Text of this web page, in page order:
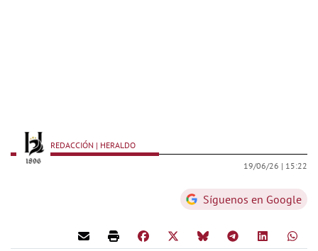
REDACCIÓN | HERALDO
19/06/26 | 15:22
Síguenos en Google